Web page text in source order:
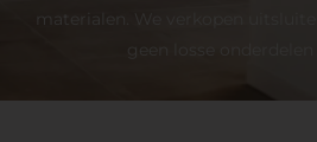
materialen. We verkopen